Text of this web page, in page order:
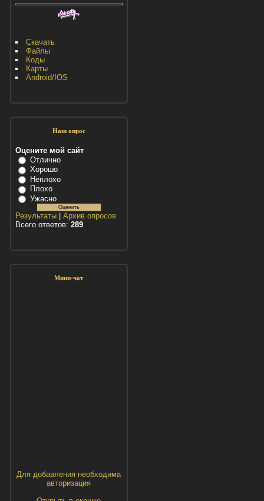
Скачать
Файлы
Коды
Карты
Android/IOS
Наш опрос
Оцените мой сайт
Отлично
Хорошо
Неплохо
Плохо
Ужасно
Результаты| Архив опросов
Всего ответов: 289
Мини-чат
Для добавления необходима
авторизация